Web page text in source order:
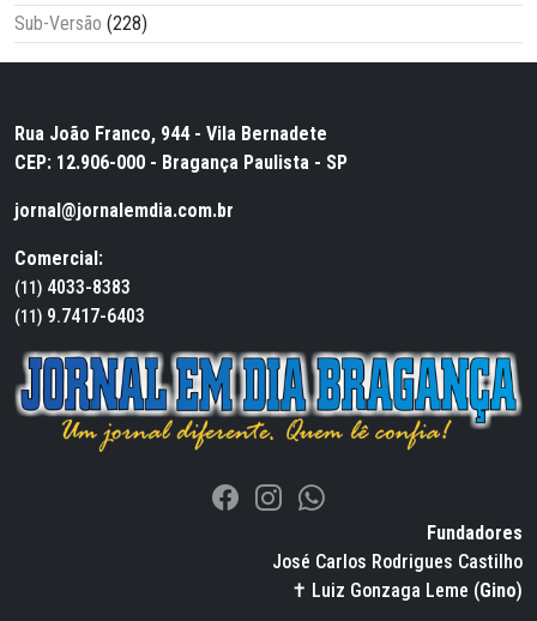
Sub-Versão (228)
Rua João Franco, 944 - Vila Bernadete
CEP: 12.906-000 - Bragança Paulista - SP
jornal@jornalemdia.com.br
Comercial:
(11) 4033-8383
(11) 9.7417-6403
Fundadores
José Carlos Rodrigues Castilho
✝ Luiz Gonzaga Leme (Gino)